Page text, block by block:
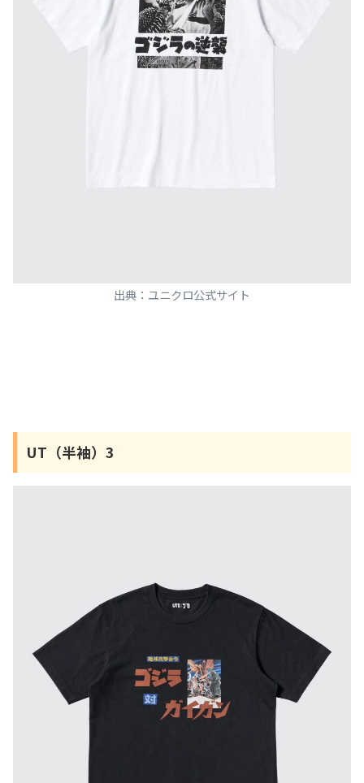
出典：ユニクロ公式サイト
UT（半袖）3